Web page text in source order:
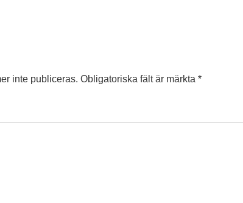
inte publiceras. Obligatoriska fält är märkta *